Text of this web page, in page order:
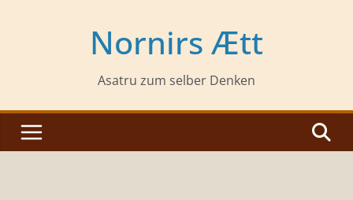
Nornirs Ætt
Asatru zum selber Denken